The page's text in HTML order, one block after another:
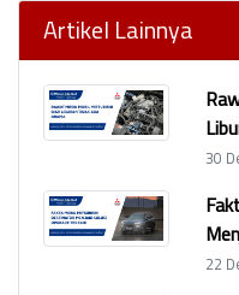
Artikel Lainnya
30
22